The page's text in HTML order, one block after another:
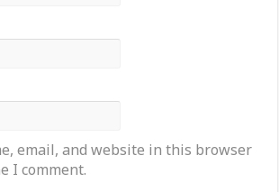
email, and website in this browser
I comment.